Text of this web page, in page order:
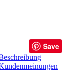
Save